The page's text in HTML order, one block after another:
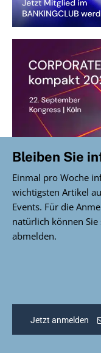
Bleiben Sie
Einmal pro Woche
wichtigsten Artikel
Events. Für die
natürlich können
abmelden.
Jetzt anmelden